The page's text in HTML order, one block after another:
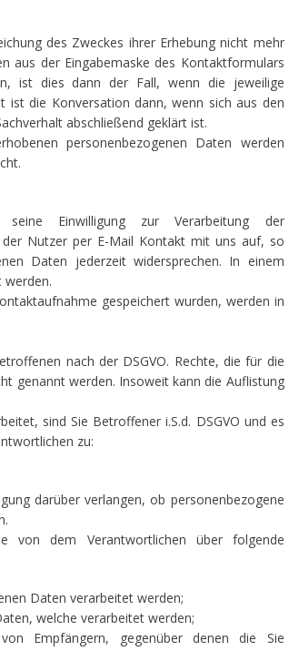
des Zweckes ihrer Erhebung nicht mehr
aus der Eingabemaske des Kontaktformulars
ist dies dann der Fall, wenn die jeweilige
die Konversation dann, wenn sich aus den
abschließend geklärt ist.
personenbezogenen Daten werden
Einwilligung zur Verarbeitung der
Nutzer per E-Mail Kontakt mit uns auf, so
Daten jederzeit widersprechen. In einem
werden.
gespeichert wurden, werden in
nach der DSGVO. Rechte, die für die
genannt werden. Insoweit kann die Auflistung
sind Sie Betroffener i.S.d. DSGVO und es
zu:
darüber verlangen, ob personenbezogene
von dem Verantwortlichen über folgende
Daten verarbeitet werden;
welche verarbeitet werden;
Empfängern, gegenüber denen die Sie